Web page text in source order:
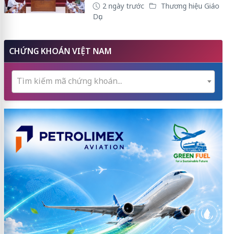
2 ngày trước
Thương hiệu Giáo
Dục
CHỨNG KHOÁN VIỆT NAM
Tìm kiếm mã chứng khoán...